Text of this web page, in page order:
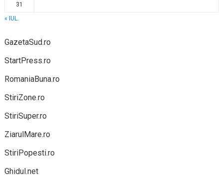
31
« IUL.
GazetaSud.ro
StartPress.ro
RomaniaBuna.ro
StiriZone.ro
StiriSuper.ro
ZiarulMare.ro
StiriPopesti.ro
Ghidul.net